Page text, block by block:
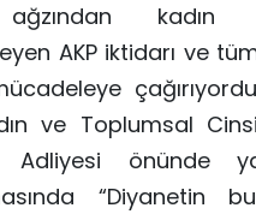
kadın
AKP iktidarı ve
ve Toplumsal
Adliyesi önünde
“Diyanetin